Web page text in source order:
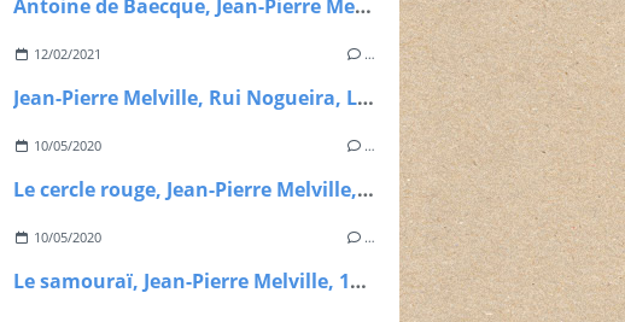
Antoine de Baecque, Jean-Pierre Melville, une vie, Le seuil, 2017
12/02/2021 …
Jean-Pierre Melville, Rui Nogueira, Le cinéma selon jean-Pierre Melville, Capricci, 2021
10/05/2020 …
Le cercle rouge, Jean-Pierre Melville, 1970
10/05/2020 …
Le samouraï, Jean-Pierre Melville, 1967